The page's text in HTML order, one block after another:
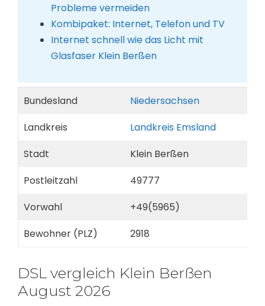
Probleme vermeiden
Kombipaket: Internet, Telefon und TV
Internet schnell wie das Licht mit
Glasfaser Klein Berßen
Bundesland
Niedersachsen
Landkreis
Landkreis Emsland
Stadt
Klein Berßen
Postleitzahl
49777
Vorwahl
+49(5965)
Bewohner (PLZ)
2918
DSL vergleich Klein Berßen
August 2026